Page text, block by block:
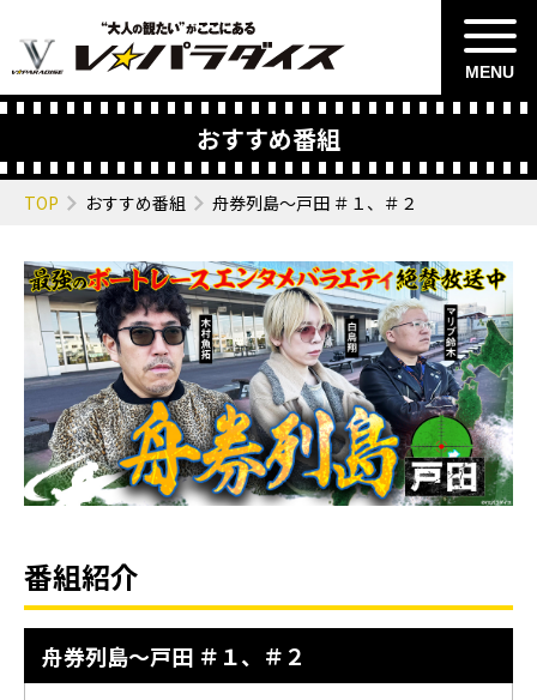
MENU
おすすめ番組
TOP おすすめ番組 舟券列島～戸田 ＃１、＃２
番組紹介
舟券列島～戸田 ＃１、＃２